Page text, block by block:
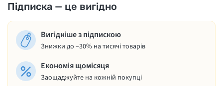
Підписка — це вигідно
Вигідніше з підпискою
Знижки до –30% на тисячі товарів
Економія щомісяця
Заощаджуйте на кожній покупці